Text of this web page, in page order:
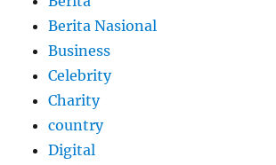
Berita Nasional
Business
Celebrity
Charity
country
Digital